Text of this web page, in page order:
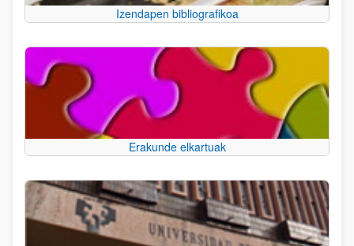
Izendapen bibliografikoa
Erakunde elkartuak